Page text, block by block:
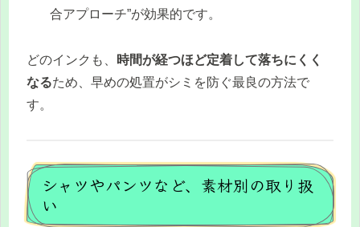
合アプローチ”が効果的です。
どのインクも、
時間が経つほど定着して落ちにくく
なるため、早めの処置がシミを防ぐ最良の方法で
す。
シャツやパンツなど、素材別の取り扱
い